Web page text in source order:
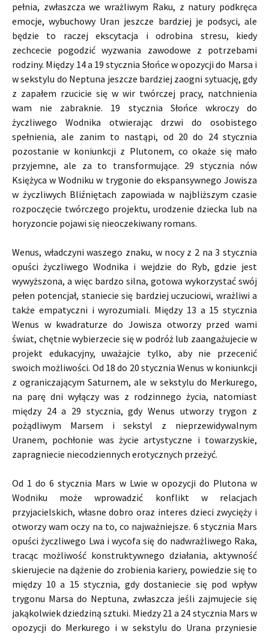
pełnia, zwłaszcza we wrażliwym Raku, z natury podkręca
emocje, wybuchowy Uran jeszcze bardziej je podsyci, ale
będzie to raczej ekscytacja i odrobina stresu, kiedy
zechcecie pogodzić wyzwania zawodowe z potrzebami
rodziny. Między 14 a 19 stycznia Słońce w opozycji do Marsa i
w sekstylu do Neptuna jeszcze bardziej zaogni sytuację, gdy
z zapałem rzucicie się w wir twórczej pracy, natchnienia
wam nie zabraknie. 19 stycznia Słońce wkroczy do
życzliwego Wodnika otwierając drzwi do osobistego
spełnienia, ale zanim to nastąpi, od 20 do 24 stycznia
pozostanie w koniunkcji z Plutonem, co okaże się mało
przyjemne, ale za to transformujące. 29 stycznia nów
Księżyca w Wodniku w trygonie do ekspansywnego Jowisza
w życzliwych Bliźniętach zapowiada w najbliższym czasie
rozpoczęcie twórczego projektu, urodzenie dziecka lub na
horyzoncie pojawi się nieoczekiwany romans.
Wenus, władczyni waszego znaku, w nocy z 2 na 3 stycznia
opuści życzliwego Wodnika i wejdzie do Ryb, gdzie jest
wywyższona, a więc bardzo silna, gotowa wykorzystać swój
pełen potencjał, staniecie się bardziej uczuciowi, wrażliwi a
także empatyczni i wyrozumiali. Między 13 a 15 stycznia
Wenus w kwadraturze do Jowisza otworzy przed wami
świat, chętnie wybierzecie się w podróż lub zaangażujecie w
projekt edukacyjny, uważajcie tylko, aby nie przecenić
swoich możliwości. Od 18 do 20 stycznia Wenus w koniunkcji
z ograniczającym Saturnem, ale w sekstylu do Merkurego,
na parę dni wyłączy was z rodzinnego życia, natomiast
między 24 a 29 stycznia, gdy Wenus utworzy trygon z
pożądliwym Marsem i sekstyl z nieprzewidywalnym
Uranem, pochłonie was życie artystyczne i towarzyskie,
zapragniecie niecodziennych erotycznych przeżyć.
Od 1 do 6 stycznia Mars w Lwie w opozycji do Plutona w
Wodniku może wprowadzić konflikt w relacjach
przyjacielskich, własne dobro oraz interes dzieci zwycięży i
otworzy wam oczy na to, co najważniejsze. 6 stycznia Mars
opuści życzliwego Lwa i wycofa się do nadwrażliwego Raka,
tracąc możliwość konstruktywnego działania, aktywność
skierujecie na dążenie do zrobienia kariery, powiedzie się to
między 10 a 15 stycznia, gdy dostaniecie się pod wpływ
trygonu Marsa do Neptuna, zwłaszcza jeśli zajmujecie się
jakąkolwiek dziedziną sztuki. Miedzy 21 a 24 stycznia Mars w
opozycji do Merkurego i w sekstylu do Urana przyniesie